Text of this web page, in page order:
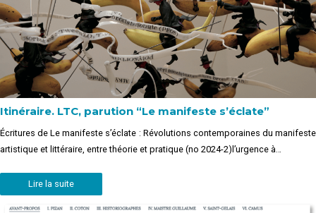
Itinéraire. LTC, parution “Le manifeste s’éclate”
Écritures de Le manifeste s’éclate : Révolutions contemporaines du manifeste
artistique et littéraire, entre théorie et pratique (no 2024-2)l’urgence à…
Lire la suite